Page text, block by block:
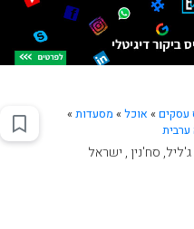
עסקים » אוכל» מסעדות»
סח'נין , ישראל